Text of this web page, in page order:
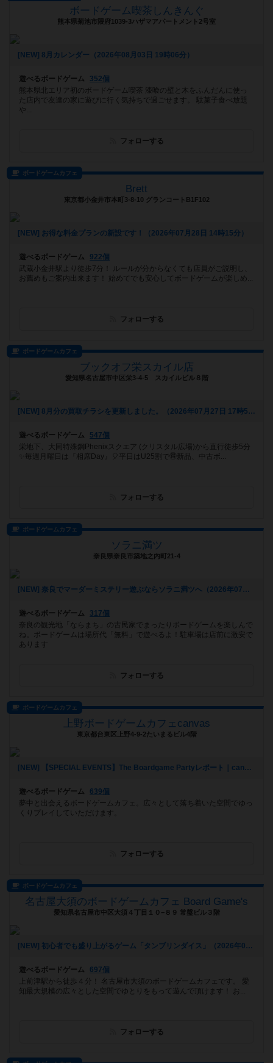
ボードゲーム喫茶しんきんぐ
熊本県菊池市隈府1039-3ハザマアパートメント2号室
[NEW] 8月カレンダー（2026年08月03日 19時06分）
遊べるボードゲーム
352個
熊本県北エリア初のボードゲーム喫茶 漆喰の壁と木をふんだんに使っ
た店内で友達の家に遊びに行く気持ちで過ごせます。 駄菓子食べ放題
や...
フォローする
ボードゲームカフェ
Brett
東京都小金井市本町3-8-10 グランコートB1F102
[NEW] お得な料金プランの新設です！（2026年07月28日 14時15分）
遊べるボードゲーム
922個
武蔵小金井駅より徒歩7分！ ルールが分からなくても店員がご説明し、
お薦めもご案内出来ます！ 始めてでも安心してボードゲームが楽しめ...
フォローする
ボードゲームカフェ
ブックオフ栄スカイル店
愛知県名古屋市中区栄3-4-5 スカイルビル８階
[NEW] 8月分の買取チラシを更新しました。（2026年07月27日 17時53分）
遊べるボードゲーム
547個
栄地下、大同特殊鋼Phenixスクエア (クリスタル広場)から直行徒歩5分
✨毎週月曜日は『相席Day』🎈平日はU25割で🉐新品、中古ボ...
フォローする
ボードゲームカフェ
ソラニ満ツ
奈良県奈良市築地之内町21-4
[NEW] 奈良でマーダーミステリー遊ぶならソラニ満ツへ（2026年07月26日 15時04分）
遊べるボードゲーム
317個
奈良の観光地「ならまち」の古民家でまったりボードゲームを楽しんで
ね。ボードゲームは場所代「無料」で遊べるよ！駐車場は店前に激安で
あります
フォローする
ボードゲームカフェ
上野ボードゲームカフェcanvas
東京都台東区上野4-9-2たいまるビル4階
[NEW] 【SPECIAL EVENTS】The Boardgame Partyレポート｜canvas Girl's Day｜2026/7/24（2026年07月25日 22時12分）
遊べるボードゲーム
639個
夢中と出会えるボードゲームカフェ。広々として落ち着いた空間でゆっ
くりプレイしていただけます。
フォローする
ボードゲームカフェ
名古屋大須のボードゲームカフェ Board Game's
愛知県名古屋市中区大須４丁目１０−８９ 常盤ビル３階
[NEW] 初心者でも盛り上がるゲーム「タンブリンダイス」（2026年07月17日 14時05分）
遊べるボードゲーム
697個
上前津駅から徒歩４分！ 名古屋市大須のボードゲームカフェです。 愛
知最大規模の広々とした空間でゆとりをもって遊んで頂けます！ お...
フォローする